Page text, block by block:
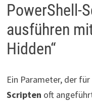
PowerShell-
ausführen
Hidden“
Ein Parameter, der
Scripten oft